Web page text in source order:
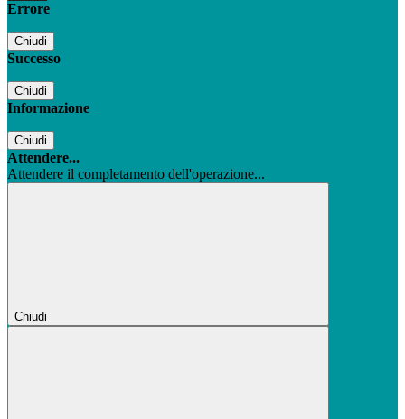
Errore
Chiudi
Successo
Chiudi
Informazione
Chiudi
Attendere...
Attendere il completamento dell'operazione...
Chiudi